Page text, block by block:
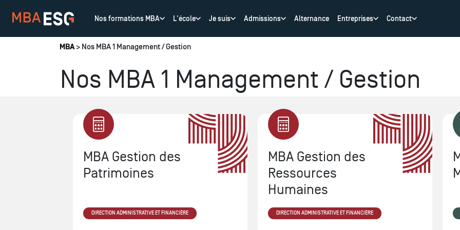
Vous êtes ici
MBA> Nos MBA 1 Management / Gestion
Nos MBA 1 Management / Gestion
MBA Gestion des
Patrimoines
DIRECTION ADMINISTRATIVE ET FINANCIÈRE
MBA Gestion des
Ressources
Humaines
DIRECTION ADMINISTRATIVE ET FINANCIÈRE
Nos formations MBA L'école Je suis Admissions Alternance Entreprises Contact